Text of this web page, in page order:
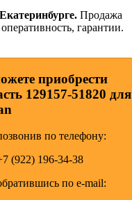
Продажа
гарантии.
приобрести
129157-51820 для
по телефону:
(922) 196-34-38
по e-mail: